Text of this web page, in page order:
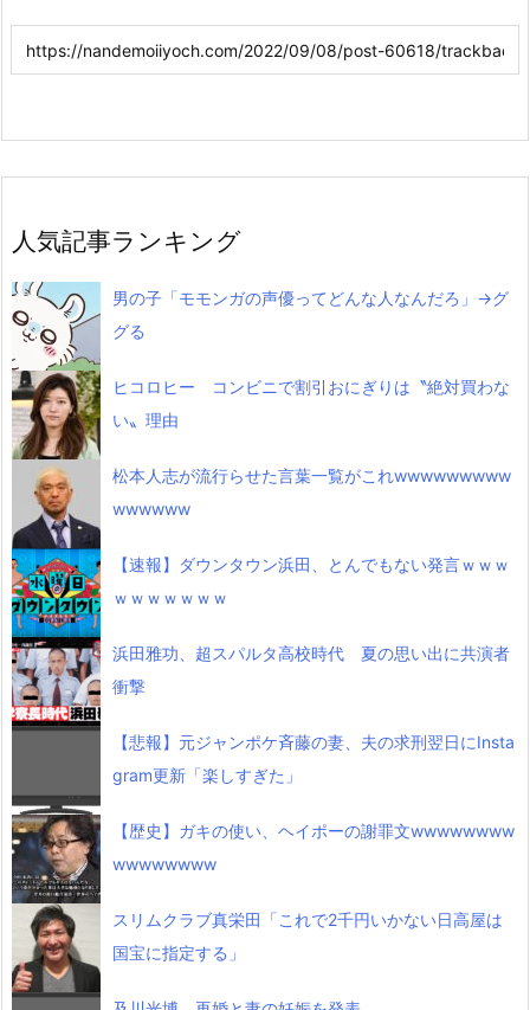
人気記事ランキング
男の子「モモンガの声優ってどんな人なんだろ」→グ
グる
ヒコロヒー コンビニで割引おにぎりは〝絶対買わな
い〟理由
松本人志が流行らせた言葉一覧がこれwwwwwwwww
wwwwww
【速報】ダウンタウン浜田、とんでもない発言ｗｗｗ
ｗｗｗｗｗｗｗ
浜田雅功、超スパルタ高校時代 夏の思い出に共演者
衝撃
【悲報】元ジャンポケ斉藤の妻、夫の求刑翌日にInsta
gram更新「楽しすぎた」
【歴史】ガキの使い、ヘイポーの謝罪文wwwwwwww
wwwwwwww
スリムクラブ真栄田「これで2千円いかない日高屋は
国宝に指定する」